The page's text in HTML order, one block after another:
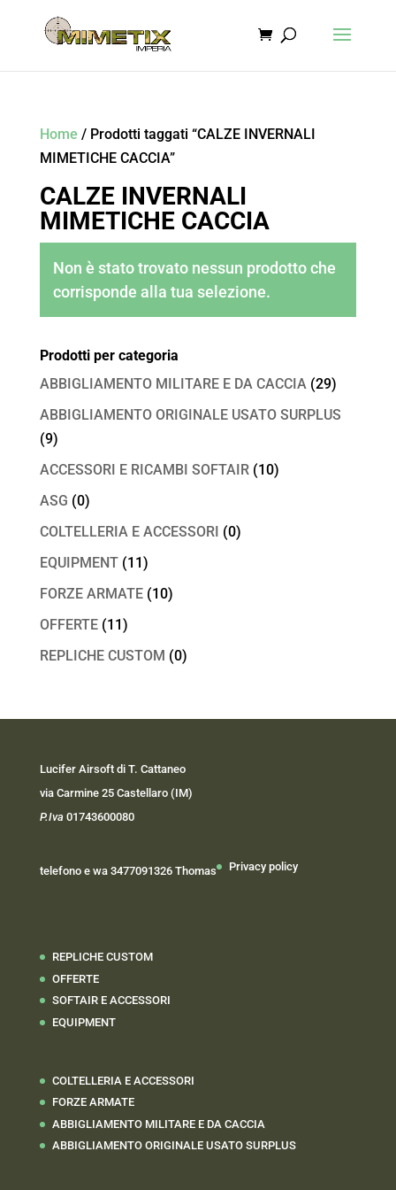
Home / Prodotti taggati “CALZE INVERNALI
MIMETICHE CACCIA”
CALZE INVERNALI
MIMETICHE CACCIA
Non è stato trovato nessun prodotto che
corrisponde alla tua selezione.
Prodotti per categoria
ABBIGLIAMENTO MILITARE E DA CACCIA (29)
ABBIGLIAMENTO ORIGINALE USATO SURPLUS
(9)
ACCESSORI E RICAMBI SOFTAIR (10)
ASG (0)
COLTELLERIA E ACCESSORI (0)
EQUIPMENT (11)
FORZE ARMATE (10)
OFFERTE (11)
REPLICHE CUSTOM (0)
Lucifer Airsoft di T. Cattaneo
via Carmine 25 Castellaro (IM)
P.Iva 01743600080
telefono e wa 3477091326 Thomas Privacy policy
REPLICHE CUSTOM
OFFERTE
SOFTAIR E ACCESSORI
EQUIPMENT
COLTELLERIA E ACCESSORI
FORZE ARMATE
ABBIGLIAMENTO MILITARE E DA CACCIA
ABBIGLIAMENTO ORIGINALE USATO SURPLUS